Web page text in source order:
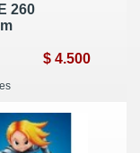
260
$ 4.500